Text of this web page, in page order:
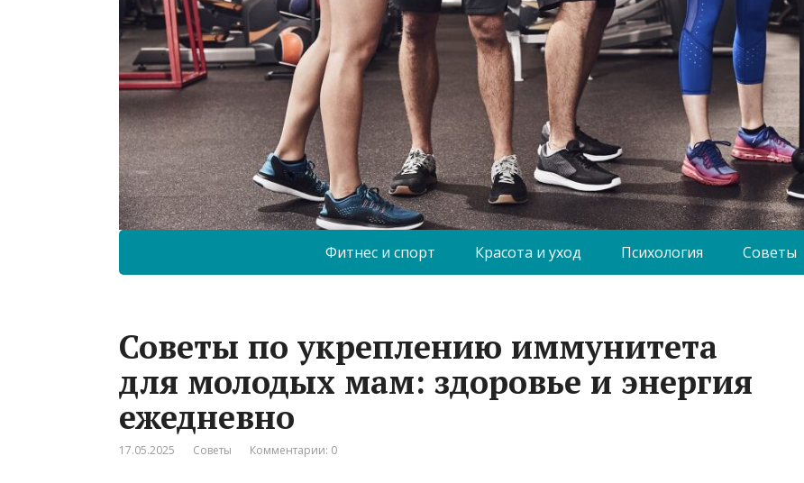
Фитнес и спорт Красота и уход Психология Советы
Советы по укреплению иммунитета
для молодых мам: здоровье и энергия
ежедневно
17.05.2025 Советы Комментарии: 0